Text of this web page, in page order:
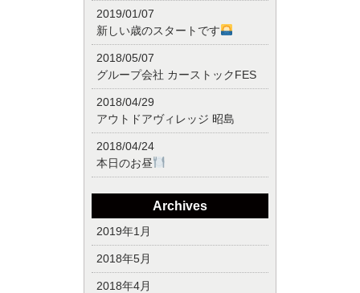
2019/01/07
新しい歳のスタートです
2018/05/07
グループ会社 カーストックFES
2018/04/29
アウトドアヴィレッジ 昭島
2018/04/24
本日のお昼
Archives
2019年1月
2018年5月
2018年4月